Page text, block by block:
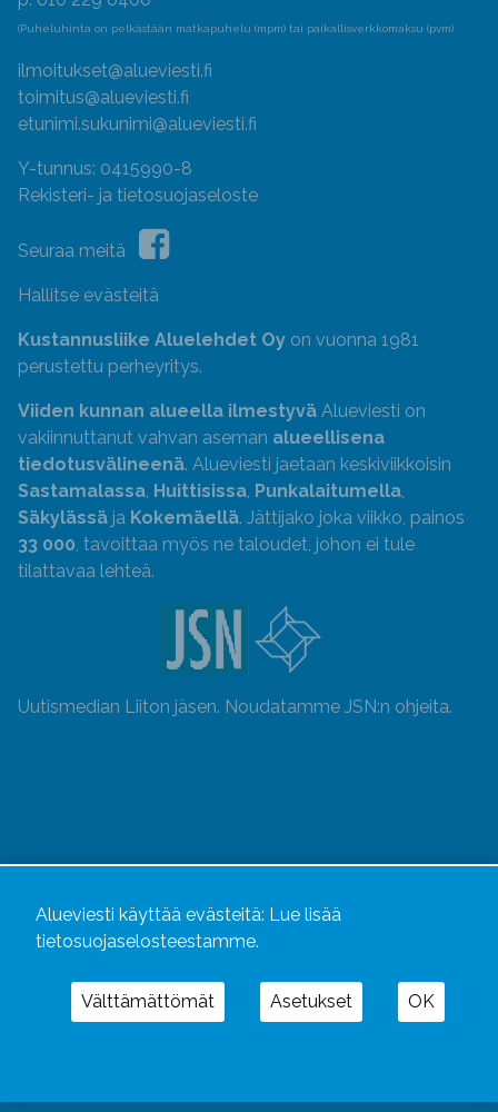
(Puheluhinta on pelkästään matkapuhelu (mpm) tai paikallisverkkomaksu (pvm)
ilmoitukset@alueviesti.fi
toimitus@alueviesti.fi
etunimi.sukunimi@alueviesti.fi
Y-tunnus: 0415990-8
Rekisteri- ja tietosuojaseloste
Seuraa meitä
Hallitse evästeitä
Kustannusliike Aluelehdet Oy on vuonna 1981
perustettu perheyritys.
Viiden kunnan alueella ilmestyvä Alueviesti on
vakiinnuttanut vahvan aseman alueellisena
tiedotusvälineenä. Alueviesti jaetaan keskiviikkoisin
Sastamalassa, Huittisissa, Punkalaitumella,
Säkylässä ja Kokemäellä. Jättijako joka viikko, painos
33 000, tavoittaa myös ne taloudet, johon ei tule
tilattavaa lehteä.
Uutismedian Liiton jäsen. Noudatamme JSN:n ohjeita.
Alueviestijaalueviesti.fiovat osa Kustannusliike
Alueviesti käyttää evästeitä: Lue lisää
tietosuojaselosteestamme.
Välttämättömät Asetukset OK